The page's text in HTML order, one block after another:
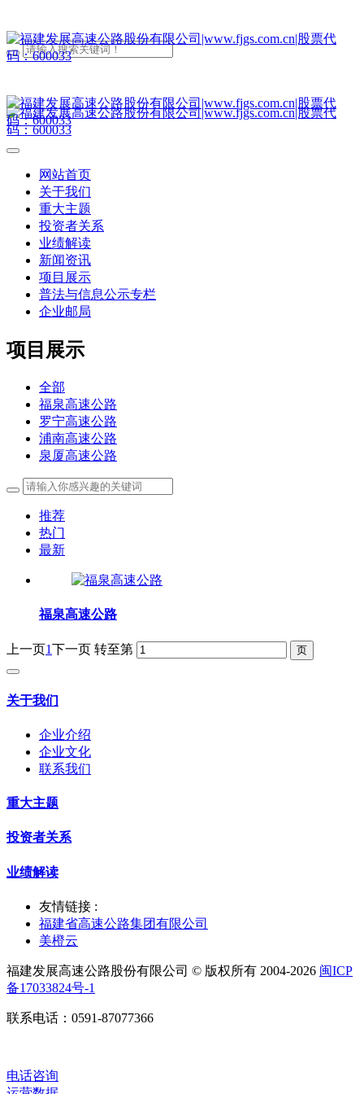
网站首页
关于我们
重大主题
投资者关系
业绩解读
新闻资讯
项目展示
普法与信息公示专栏
企业邮局
项目展示
全部
福泉高速公路
罗宁高速公路
浦南高速公路
泉厦高速公路
推荐
热门
最新
福泉高速公路
上一页1下一页 转至第
关于我们
企业介绍
企业文化
联系我们
重大主题
投资者关系
业绩解读
友情链接 :
福建省高速公路集团有限公司
美橙云
福建发展高速公路股份有限公司 © 版权所有 2004-2026 闽ICP
备17033824号-1
联系电话：0591-87077366
电话咨询